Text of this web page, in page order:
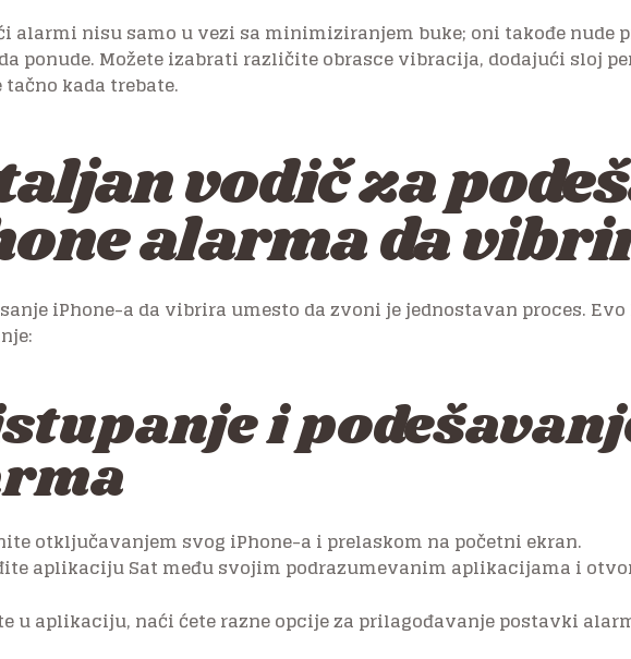
alarmi nisu samo u vezi sa minimiziranjem buke; oni takođe
ponude. Možete izabrati različite obrasce vibracija, dodajući sloj
kada trebate.
vodič za
alarma da
iPhone-a da vibrira umesto da zvoni je jednostavan proces.
i
otključavanjem svog iPhone-a i prelaskom na početni ekran.
aplikaciju Sat među svojim podrazumevanim aplikacijama i
u aplikaciju, naći ćete razne opcije za prilagođavanje postavki